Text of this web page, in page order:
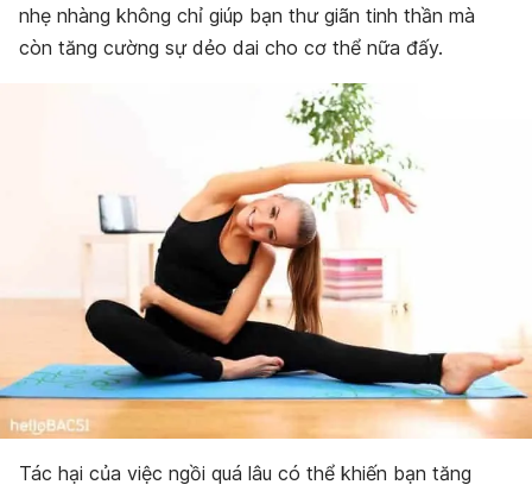
nhẹ nhàng không chỉ giúp bạn thư giãn tinh thần mà
còn tăng cường sự dẻo dai cho cơ thể nữa đấy.
Tác hại của việc ngồi quá lâu có thể khiến bạn tăng